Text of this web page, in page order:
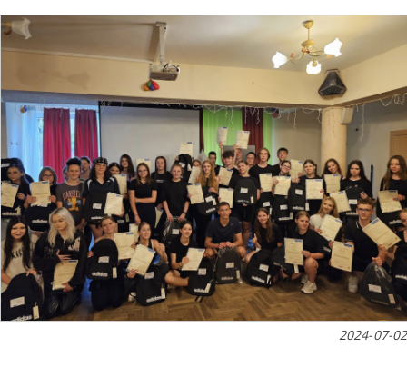
2024-07-02